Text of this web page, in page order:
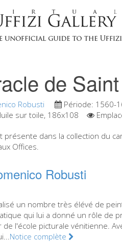
de
Robusti Période: 1560-
sur toile, 186x108
présente dans la collection du
Offices.
Robusti
un nombre très élévé de
qui lui a donné un rôle de
l'école picturale vénitienne.
Notice complète